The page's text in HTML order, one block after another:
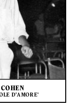
D’AMORE'